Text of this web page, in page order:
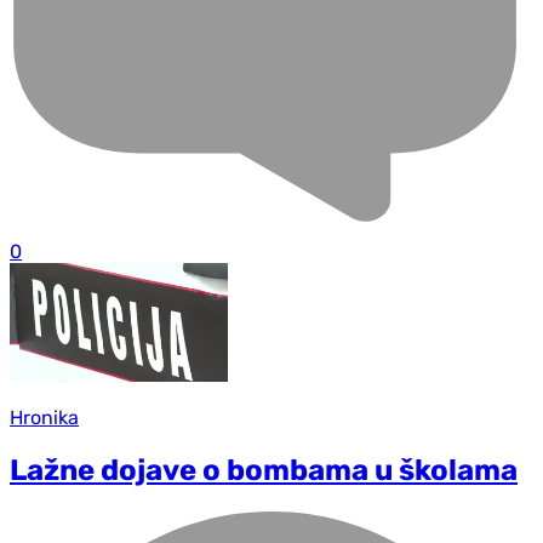
0
Hronika
Lažne dojave o bombama u školama